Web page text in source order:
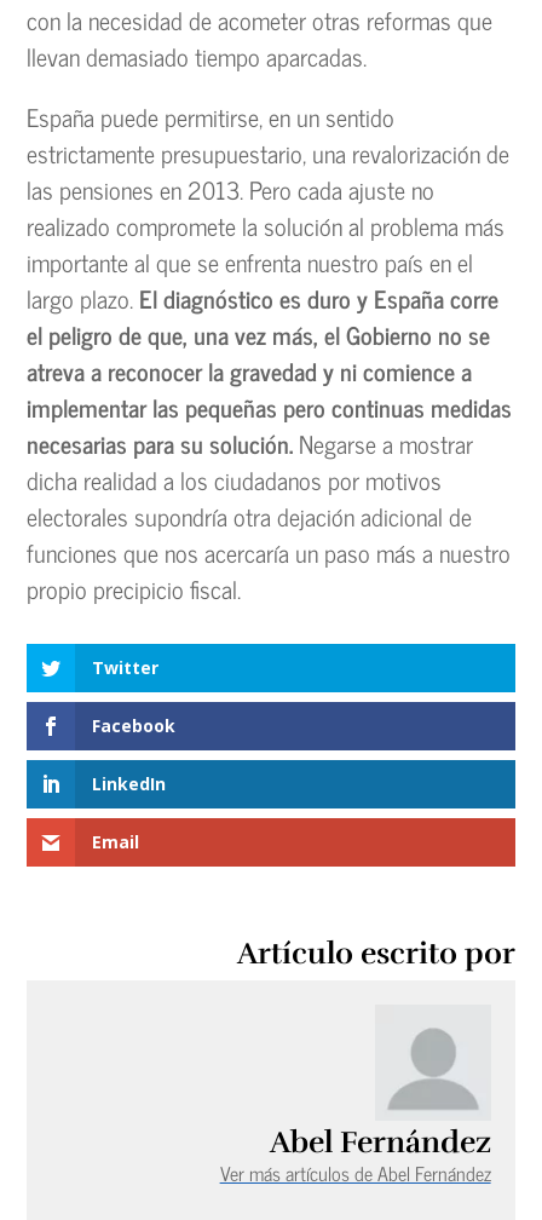
con la necesidad de acometer otras reformas que
llevan demasiado tiempo aparcadas.
España puede permitirse, en un sentido
estrictamente presupuestario, una revalorización de
las pensiones en 2013. Pero cada ajuste no
realizado compromete la solución al problema más
importante al que se enfrenta nuestro país en el
largo plazo.El diagnóstico es duro y España corre
el peligro de que, una vez más, el Gobierno no se
atreva a reconocer la gravedad y ni comience a
implementar las pequeñas pero continuas medidas
necesarias para su solución.Negarse a mostrar
dicha realidad a los ciudadanos por motivos
electorales supondría otra dejación adicional de
funciones que nos acercaría un paso más a nuestro
propio precipicio fiscal.
Twitter
Facebook
LinkedIn
Email
Artículo escrito por
Abel Fernández
Ver más artículos de Abel Fernández